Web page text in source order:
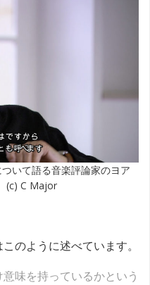
いて語る音楽評論家のヨア
(c) C Major
のように述べています。
味を持っているかという